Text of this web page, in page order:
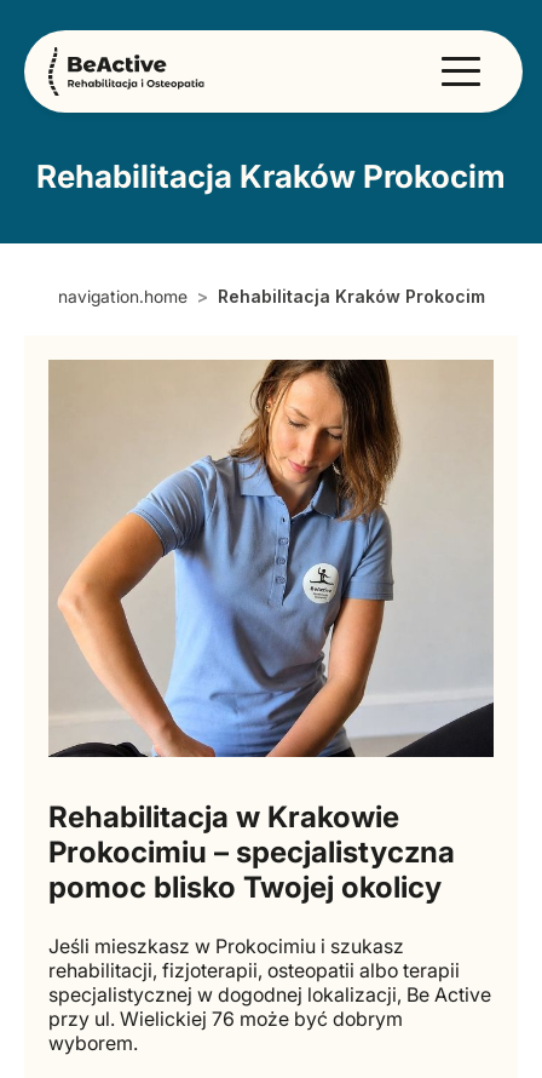
Rehabilitacja Kraków Prokocim
navigation.home Rehabilitacja Kraków Prokocim
Rehabilitacja w Krakowie
Prokocimiu – specjalistyczna
pomoc blisko Twojej okolicy
Jeśli mieszkasz w Prokocimiu i szukasz
rehabilitacji, fizjoterapii, osteopatii albo terapii
specjalistycznej w dogodnej lokalizacji, Be Active
przy ul. Wielickiej 76 może być dobrym
wyborem.